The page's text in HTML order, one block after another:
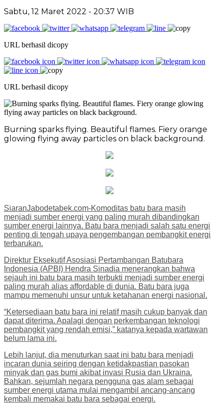
Sabtu, 12 Maret 2022 - 20:37 WIB
URL berhasil dicopy
URL berhasil dicopy
Burning sparks flying. Beautiful flames. Fiery orange
glowing flying away particles on black background.
SiaranJabodetabek.com-Komoditas batu bara masih
menjadi sumber energi yang paling murah dibandingkan
sumber energi lainnya. Batu bara menjadi salah satu energi
penting di tengah upaya pengembangan pembangkit energi
terbarukan.
Direktur Eksekutif Asosiasi Pertambangan Batubara
Indonesia (APBI) Hendra Sinadia menerangkan bahwa
sejauh ini batu bara masih terbukti menjadi sumber energi
paling murah alias affordable di dunia. Batu bara juga
mampu memenuhi unsur untuk ketahanan energi nasional.
“Ketersediaan batu bara ini relatif masih cukup banyak dan
dapat diterima. Apalagi dengan perkembangan teknologi
pembangkit yang rendah emisi,” katanya kepada wartawan
belum lama ini.
Lebih lanjut, dia menuturkan saat ini batu bara menjadi
incaran dunia seiring dengan ketidakpastian pasokan
minyak dan gas bumi akibat invasi Rusia dan Ukraina.
Bahkan, sejumlah negara pengguna gas alam sebagai
sumber energi utama mulai mengambil ancang-ancang
kembali memakai batu bara sebagai energi.